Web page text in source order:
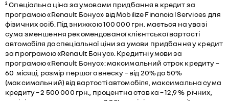
² Спеціальна ціна за умовами придбання в кредит за
програмою «Renault Бонус» від Mobilize Financial Services для
фізичних осіб. Під знижкою 100 000 грн. мається на увазі
сума зменшення рекомендованої клієнтської вартості
автомобіля до спеціальної ціни за умови придбання у кредит
за програмою «Renault Бонус». Кредитні умови за
програмою «Renault Бонус»: максимальний строк кредиту –
60 місяці, розмір першого внеску – від 20% до 50%
(максимальний) від вартості автомобіля, максимальна сума
кредиту – 2 500 000 грн., процентна ставка – 12,9 % річних,